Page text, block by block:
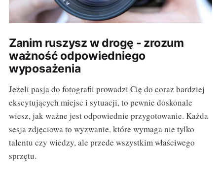
Zanim ruszysz w drogę - zrozum
ważność odpowiedniego
wyposażenia
Jeżeli pasja do fotografii prowadzi Cię do coraz bardziej
ekscytujących miejsc i sytuacji, to pewnie doskonale
wiesz, jak ważne jest odpowiednie przygotowanie. Każda
sesja zdjęciowa to wyzwanie, które wymaga nie tylko
talentu czy wiedzy, ale przede wszystkim właściwego
sprzętu.